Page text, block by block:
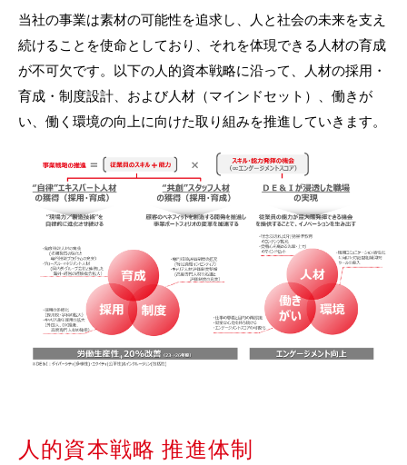
当社の事業は素材の可能性を追求し、人と社会の未来を支え
続けることを使命としており、それを体現できる人材の育成
が不可欠です。以下の人的資本戦略に沿って、人材の採用・
育成・制度設計、および人材（マインドセット）、働きが
い、働く環境の向上に向けた取り組みを推進していきます。
人的資本戦略 推進体制